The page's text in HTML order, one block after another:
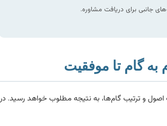
جانبی برای دریافت مشاوره.
به گام تا موفقیت
اصول و ترتیب گام‌ها، به نتیجه مطلوب خواهد رسید. در